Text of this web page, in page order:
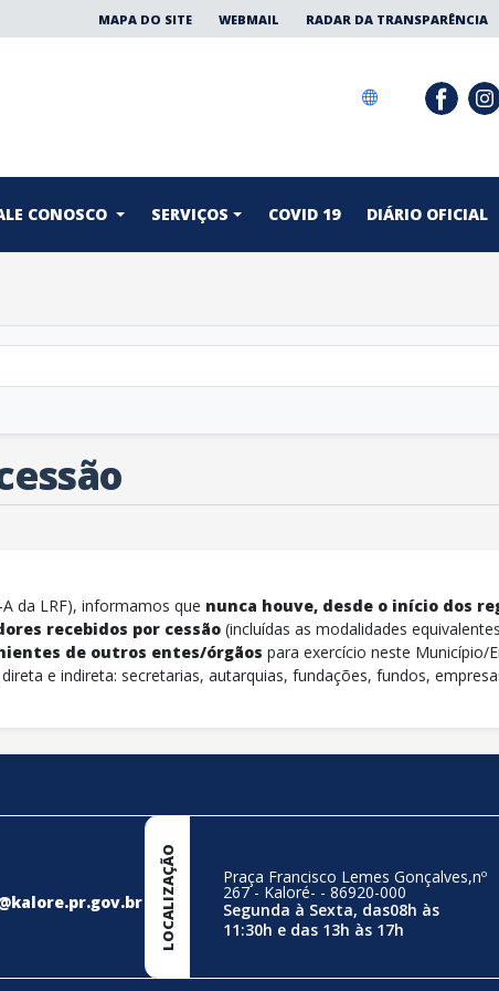
MAPA DO SITE WEBMAIL RADAR DA TRANSPARÊNCIA
CONOSCO SERVIÇOS COVID 19 DIÁRIO OFICIAL
da LRF), informamos que nunca houve, desde o início dos
recebidos por cessão (incluídas as modalidades
de outros entes/órgãos para exercício neste Município/
direta e indireta: secretarias, autarquias, fundações, fundos,
LOCALIZAÇÃO Praça Francisco Lemes Gonçalves,nº
267 - Kaloré- - 86920-000
Segunda à Sexta, das08h às
11:30h e das 13h às 17h